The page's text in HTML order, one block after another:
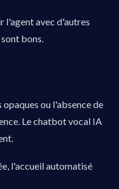
l'agent avec d'autres
bons.
ou l'absence de
Le chatbot vocal IA
l'accueil automatisé